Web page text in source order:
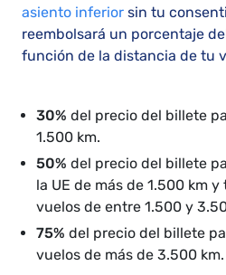
asiento inferior sin tu
reembolsará un porcentaje
función de la distancia de tu
30% del precio del billete
1.500 km.
50% del precio del billete
la UE de más de 1.500 km
vuelos de entre 1.500 y
75% del precio del billete
vuelos de más de 3.500 km.